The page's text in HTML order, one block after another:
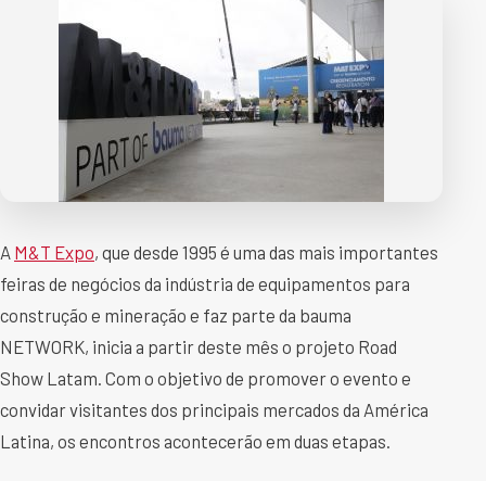
A M&T Expo, que desde 1995 é uma das mais importantes
feiras de negócios da indústria de equipamentos para
construção e mineração e faz parte da bauma
NETWORK, inicia a partir deste mês o projeto Road
Show Latam. Com o objetivo de promover o evento e
convidar visitantes dos principais mercados da América
Latina, os encontros acontecerão em duas etapas.